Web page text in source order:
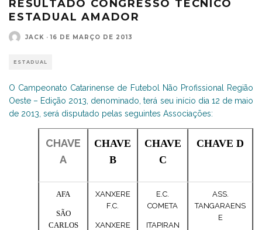
RESULTADO CONGRESSO TÉCNICO
ESTADUAL AMADOR
JACK · 16 DE MARÇO DE 2013
ESTADUAL
O Campeonato Catarinense de Futebol Não Profissional Região
Oeste – Edição 2013, denominado, terá seu início dia 12 de maio
de 2013, será disputado pelas seguintes Associações:
CHAVE
A
CHAVE
B
CHAVE
C
CHAVE D
AFA
SÃO
CARLOS
XANXERE
F.C.
XANXERE
E.C.
COMETA
ITAPIRAN
ASS.
TANGARAENS
E